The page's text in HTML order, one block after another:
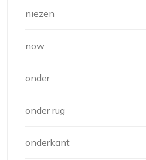
niezen
now
onder
onder rug
onderkant